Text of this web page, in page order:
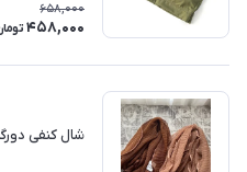
658,000
458,000
شال کنفی